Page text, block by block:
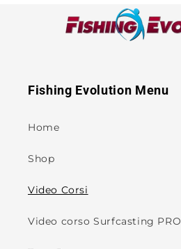
Fishing Evolution Menu
Home
Shop
Video Corsi
Video corso Surfcasting PRO